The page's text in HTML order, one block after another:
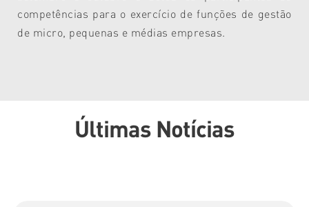
competências para o exercício de funções de gestão
de micro, pequenas e médias empresas.
Últimas Notícias